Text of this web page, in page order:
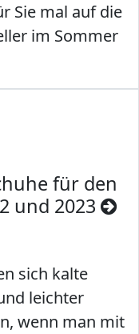
Sie mal auf die
im Sommer
für den
und 2023
sich kalte
leichter
wenn man mit